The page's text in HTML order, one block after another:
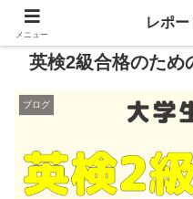
英検2級合格のため
ブログ
メニュー
レポ